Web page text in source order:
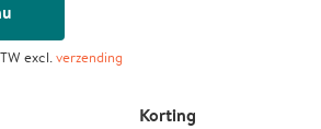
excl.verzending
Korting